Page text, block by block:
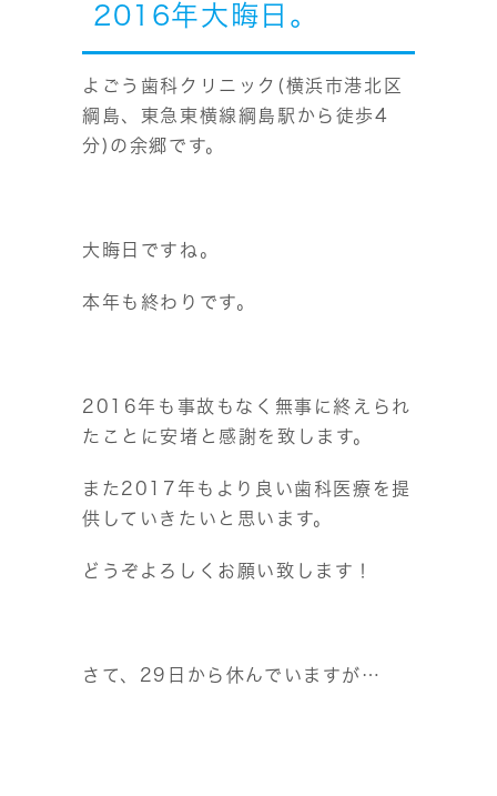
2016年大晦日。
よごう歯科クリニック(横浜市港北区
綱島、東急東横線綱島駅から徒歩4
分)の余郷です。
大晦日ですね。
本年も終わりです。
2016年も事故もなく無事に終えられ
たことに安堵と感謝を致します。
また2017年もより良い歯科医療を提
供していきたいと思います。
どうぞよろしくお願い致します！
さて、29日から休んでいますが…